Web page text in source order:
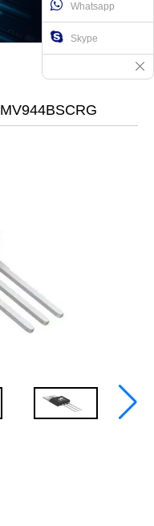
MV944BSCRG
Whatsapp
Skype